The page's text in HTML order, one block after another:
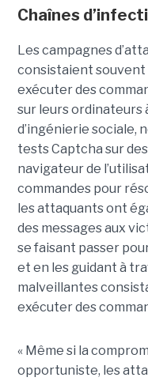
Chaînes
Les campagnes
consistaient souvent
exécuter des
sur leurs ordinateurs
d’ingénierie sociale,
tests Captcha sur
navigateur de
commandes pour
les attaquants ont
des messages aux
se faisant passer
et en les guidant à
malveillantes
exécuter des
« Même si la
opportuniste, les